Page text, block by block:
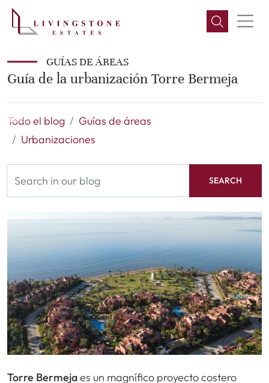
GUÍAS DE ÁREAS
Guía de la urbanización Torre Bermeja
Todo el blog
Guías de áreas
Urbanizaciones
SEARCH
Torre Bermejaes un magnífico proyecto costero